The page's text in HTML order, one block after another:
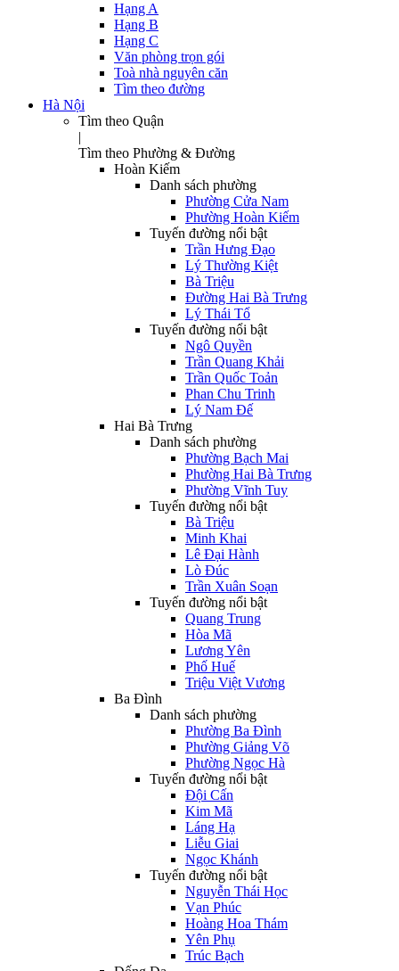
Hạng A
Hạng B
Hạng C
Văn phòng trọn gói
Toà nhà nguyên căn
Tìm theo đường
Hà Nội
Tìm theo Quận
|
Tìm theo Phường & Đường
Hoàn Kiếm
Danh sách phường
Phường Cửa Nam
Phường Hoàn Kiếm
Tuyến đường nổi bật
Trần Hưng Đạo
Lý Thường Kiệt
Bà Triệu
Đường Hai Bà Trưng
Lý Thái Tổ
Tuyến đường nổi bật
Ngô Quyền
Trần Quang Khải
Trần Quốc Toản
Phan Chu Trinh
Lý Nam Đế
Hai Bà Trưng
Danh sách phường
Phường Bạch Mai
Phường Hai Bà Trưng
Phường Vĩnh Tuy
Tuyến đường nổi bật
Bà Triệu
Minh Khai
Lê Đại Hành
Lò Đúc
Trần Xuân Soạn
Tuyến đường nổi bật
Quang Trung
Hòa Mã
Lương Yên
Phố Huế
Triệu Việt Vương
Ba Đình
Danh sách phường
Phường Ba Đình
Phường Giảng Võ
Phường Ngọc Hà
Tuyến đường nổi bật
Đội Cấn
Kim Mã
Láng Hạ
Liễu Giai
Ngọc Khánh
Tuyến đường nổi bật
Nguyễn Thái Học
Vạn Phúc
Hoàng Hoa Thám
Yên Phụ
Trúc Bạch